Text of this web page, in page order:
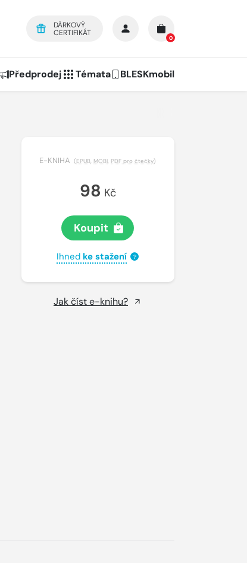
DÁRKOVÝ
CERTIFIKÁT
0
Předprodej Témata BLESKmobil
E-KNIHA (EPUB, MOBI, PDF pro čtečky)
98 Kč
Koupit
Ihned ke stažení ?
Jak číst e-knihu?